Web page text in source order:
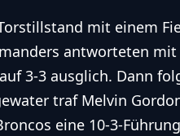
mit einem
antworteten
3-3 ausglich. Dann
traf Melvin
eine 10-3-